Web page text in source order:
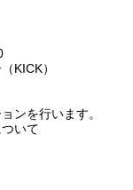
KICK）
ンを行います。
いて